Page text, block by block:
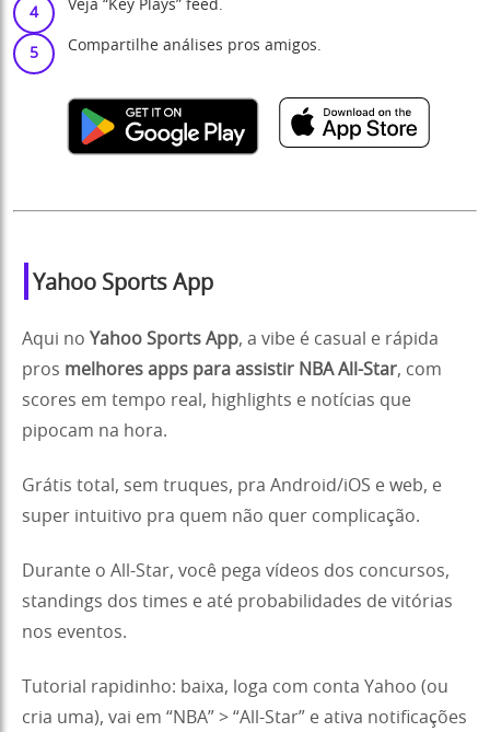
Veja “Key Plays” feed.
Compartilhe análises pros amigos.
Yahoo Sports App
Aqui no Yahoo Sports App, a vibe é casual e rápida
pros melhores apps para assistir NBA All-Star, com
scores em tempo real, highlights e notícias que
pipocam na hora.
Grátis total, sem truques, pra Android/iOS e web, e
super intuitivo pra quem não quer complicação.
Durante o All-Star, você pega vídeos dos concursos,
standings dos times e até probabilidades de vitórias
nos eventos.
Tutorial rapidinho: baixa, loga com conta Yahoo (ou
cria uma), vai em “NBA” > “All-Star” e ativa notificações